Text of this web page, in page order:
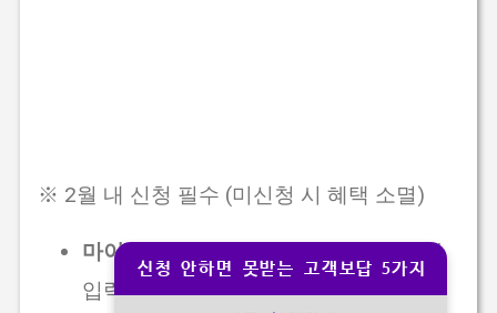
※ 2월 내 신청 필수 (미신청 시 혜택 소멸)
마이KT 앱 :
챗봇에 '고객보답프로그램'
입력 → '자세히 보기' 클릭 → 본인인증
신청 안하면 못받는 고객보답 5가지